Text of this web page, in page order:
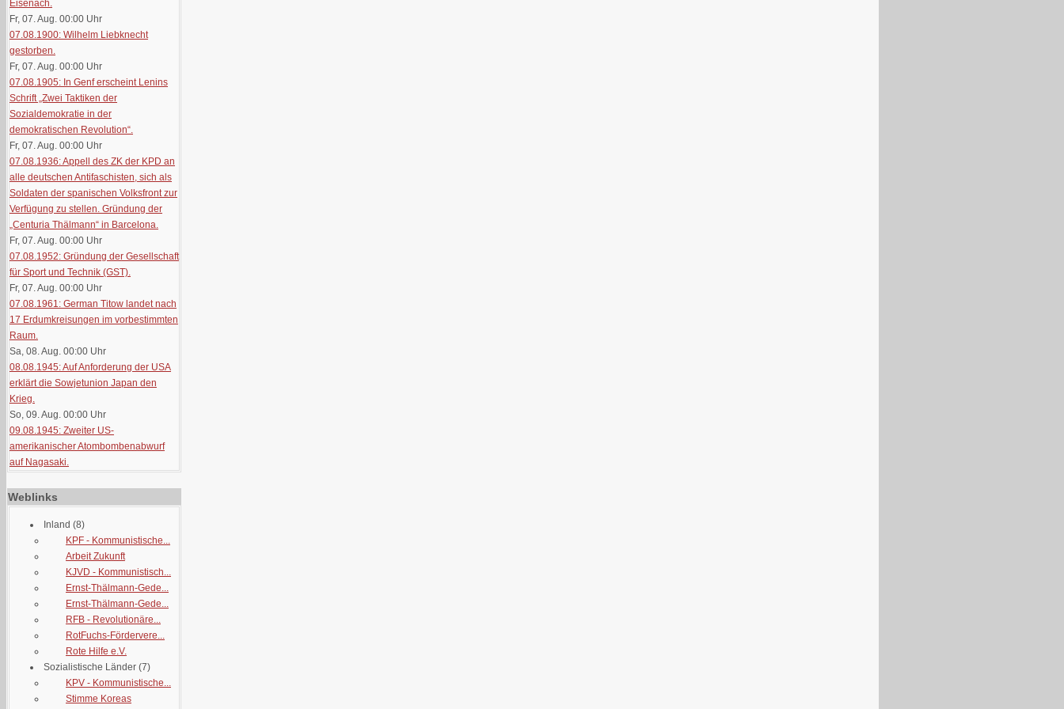
Eisenach.
Fr, 07. Aug. 00:00 Uhr
07.08.1900: Wilhelm Liebknecht
gestorben.
Fr, 07. Aug. 00:00 Uhr
07.08.1905: In Genf erscheint Lenins
Schrift „Zwei Taktiken der
Sozialdemokratie in der
demokratischen Revolution“.
Fr, 07. Aug. 00:00 Uhr
07.08.1936: Appell des ZK der KPD an
alle deutschen Antifaschisten, sich als
Soldaten der spanischen Volksfront zur
Verfügung zu stellen. Gründung der
„Centuria Thälmann“ in Barcelona.
Fr, 07. Aug. 00:00 Uhr
07.08.1952: Gründung der Gesellschaft
für Sport und Technik (GST).
Fr, 07. Aug. 00:00 Uhr
07.08.1961: German Titow landet nach
17 Erdumkreisungen im vorbestimmten
Raum.
Sa, 08. Aug. 00:00 Uhr
08.08.1945: Auf Anforderung der USA
erklärt die Sowjetunion Japan den
Krieg.
So, 09. Aug. 00:00 Uhr
09.08.1945: Zweiter US-
amerikanischer Atombombenabwurf
auf Nagasaki.
Weblinks
Inland (8)
KPF - Kommunistische...
Arbeit Zukunft
KJVD - Kommunistisch...
Ernst-Thälmann-Gede...
Ernst-Thälmann-Gede...
RFB - Revolutionäre...
RotFuchs-Fördervere...
Rote Hilfe e.V.
Sozialistische Länder (7)
KPV - Kommunistische...
Stimme Koreas